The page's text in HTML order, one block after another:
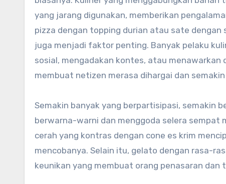
yang jarang digunakan, memberikan
pizza dengan topping durian atau sate
juga menjadi faktor penting. Banyak pelaku
sosial, mengadakan kontes, atau menawarkan
membuat netizen merasa dihargai dan
Semakin banyak yang berpartisipasi, semakin
berwarna-warni dan menggoda selera sempat
cerah yang kontras dengan cone es krim
mencobanya. Selain itu, gelato dengan rasa-
keunikan yang membuat orang penasaran